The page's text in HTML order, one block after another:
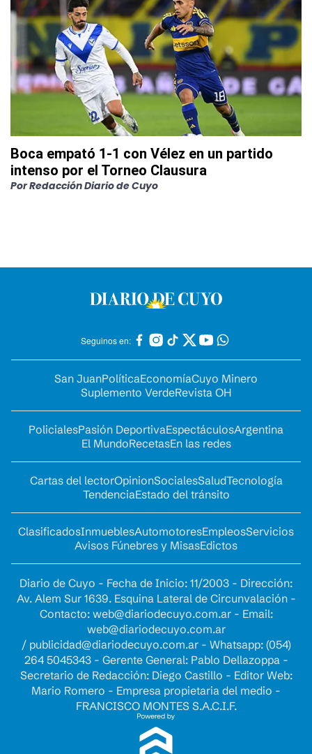
Boca empató 1-1 con Vélez en un partido
intenso por el Torneo Clausura
PorRedacción Diario de Cuyo
Seguinos en:
San JuanPolíticaEconomíaCuyo Minero
Suplemento VerdeRevista OH
PolicialesPasión DeportivaEspectáculosArgentina
El MundoRecetasEn las redes
Cartas del lectorOpinionSocialesSaludTecnología
TendenciaEstado del tránsito
ClasificadosInmueblesAutomotoresEmpleosServicios
Avisos Fúnebres y MisasEdictos
Diario de Cuyo - Fecha de Inicio: 11/2003 - Dirección:
Av. Alem Sur 1639. Esquina Lateral de Circunvalación -
Contacto: web@diariodecuyo.com.ar- Email:
web@diariodecuyo.com.ar
/ publicidad@diariodecuyo.com.ar- Whatsapp: (054)
264 5045343 - Gerente General: Pablo Dellazoppa -
Secretario de Redacción: Diego Castillo - Editor Web:
Mario Romero - Empresa propietaria del medio -
FRANCISCO MONTES S.A.C.I.F.